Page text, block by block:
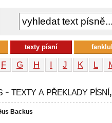
F G H I J K L
- texty a překlady
Backus
texty písní